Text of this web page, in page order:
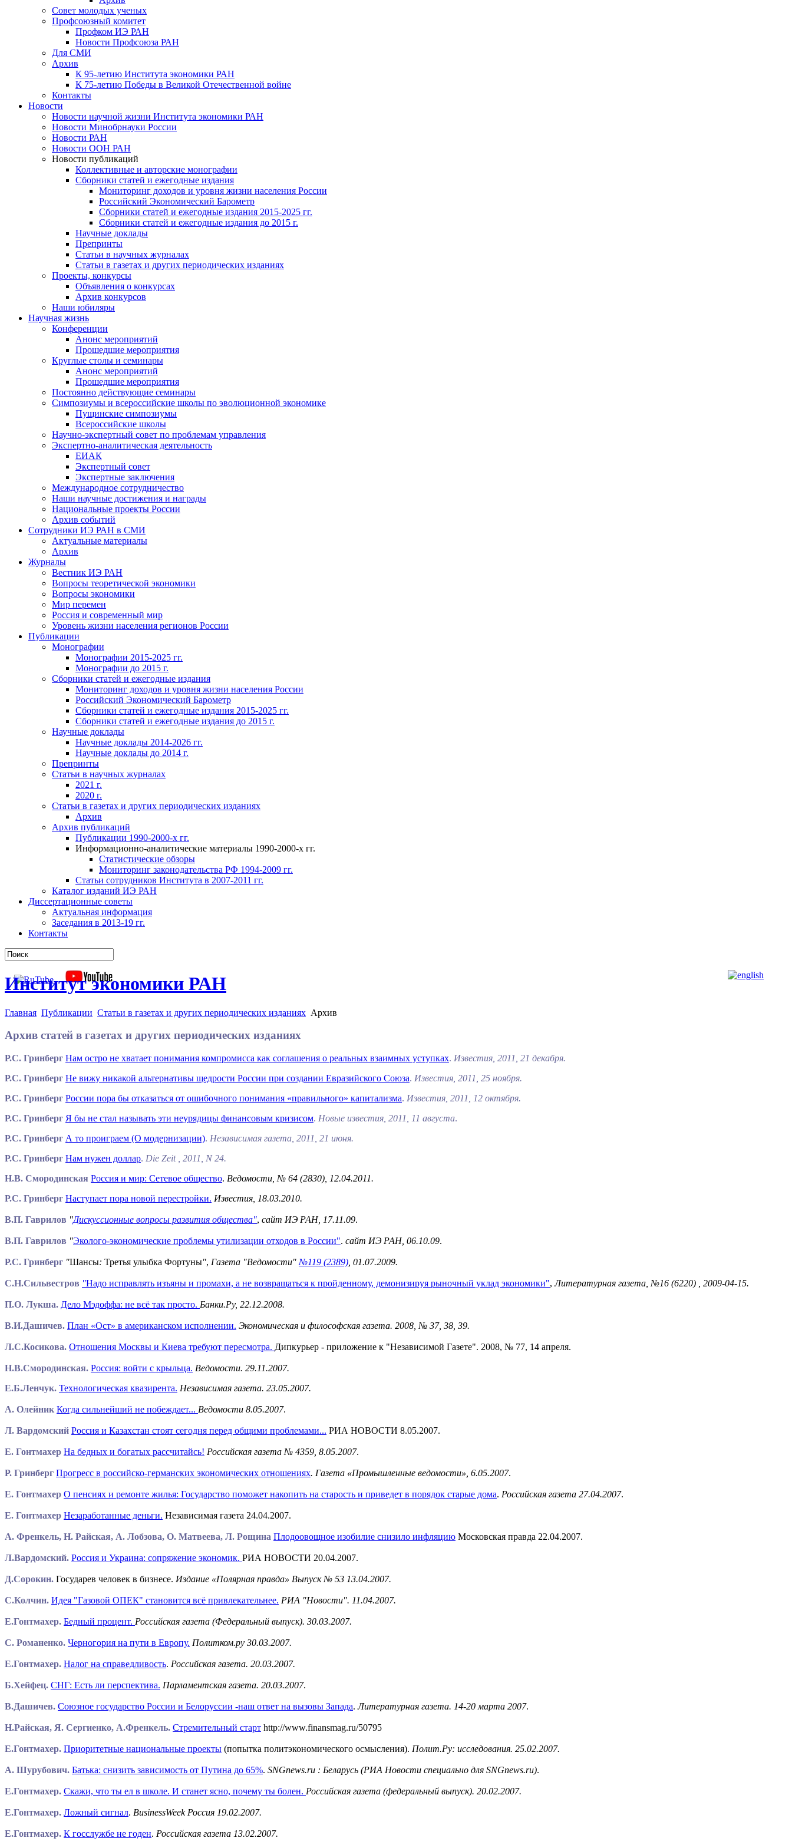
Совет молодых ученых
Профсоюзный комитет
Профком ИЭ РАН
Новости Профсоюза РАН
Для СМИ
Архив
К 95-летию Института экономики РАН
К 75-летию Победы в Великой Отечественной войне
Контакты
Новости
Новости научной жизни Института экономики РАН
Новости Минобрнауки России
Новости РАН
Новости ООН РАН
Новости публикаций
Коллективные и авторские монографии
Сборники статей и ежегодные издания
Мониторинг доходов и уровня жизни населения России
Российский Экономический Барометр
Сборники статей и ежегодные издания 2015-2025 гг.
Сборники статей и ежегодные издания до 2015 г.
Научные доклады
Препринты
Статьи в научных журналах
Статьи в газетах и других периодических изданиях
Проекты, конкурсы
Объявления о конкурсах
Архив конкурсов
Наши юбиляры
Научная жизнь
Конференции
Анонс мероприятий
Прошедшие мероприятия
Круглые столы и семинары
Анонс мероприятий
Прошедшие мероприятия
Постоянно действующие семинары
Симпозиумы и всероссийские школы по эволюционной экономике
Пущинские симпозиумы
Всероссийские школы
Научно-экспертный совет по проблемам управления
Экспертно-аналитическая деятельность
ЕИАК
Экспертный совет
Экспертные заключения
Международное сотрудничество
Наши научные достижения и награды
Национальные проекты России
Архив событий
Сотрудники ИЭ РАН в СМИ
Актуальные материалы
Архив
Журналы
Вестник ИЭ РАН
Вопросы теоретической экономики
Вопросы экономики
Мир перемен
Россия и современный мир
Уровень жизни населения регионов России
Публикации
Монографии
Монографии 2015-2025 гг.
Монографии до 2015 г.
Сборники статей и ежегодные издания
Мониторинг доходов и уровня жизни населения России
Российский Экономический Барометр
Сборники статей и ежегодные издания 2015-2025 гг.
Сборники статей и ежегодные издания до 2015 г.
Научные доклады
Научные доклады 2014-2026 гг.
Научные доклады до 2014 г.
Препринты
Статьи в научных журналах
2021 г.
2020 г.
Статьи в газетах и других периодических изданиях
Архив
Архив публикаций
Публикации 1990-2000-х гг.
Информационно-аналитические материалы 1990-2000-х гг.
Статистические обзоры
Мониторинг законодательства РФ 1994-2009 гг.
Статьи сотрудников Института в 2007-2011 гг.
Каталог изданий ИЭ РАН
Диссертационные советы
Актуальная информация
Заседания в 2013-19 гг.
Контакты
Институт экономики РАН
Главная Публикации Статьи в газетах и других периодических изданиях Архив
Архив статей в газетах и других периодических изданиях
Р.С. Гринберг Нам остро не хватает понимания компромисса как соглашения о реальных взаимных уступках. Известия, 2011, 21 декабря.
Р.С. Гринберг Не вижу никакой альтернативы щедрости России при создании Евразийского Союза. Известия, 2011, 25 ноября.
Р.С. Гринберг России пора бы отказаться от ошибочного понимания «правильного» капитализма. Известия, 2011, 12 октября.
Р.С. Гринберг Я бы не стал называть эти неурядицы финансовым кризисом. Новые известия, 2011, 11 августа.
Р.С. Гринберг А то проиграем (О модернизации). Независимая газета, 2011, 21 июня.
Р.С. Гринберг Нам нужен доллар. Die Zeit , 2011, N 24.
Н.В. Смородинская Россия и мир: Сетевое общество. Ведомости, № 64 (2830), 12.04.2011.
Р.С. Гринберг Наступает пора новой перестройки. Известия, 18.03.2010.
В.П. Гаврилов "Дискуссионные вопросы развития общества", сайт ИЭ РАН, 17.11.09.
В.П. Гаврилов "Эколого-экономические проблемы утилизации отходов в России". сайт ИЭ РАН, 06.10.09.
Р.С. Гринберг "Шансы: Третья улыбка Фортуны", Газета "Ведомости" №119 (2389) , 01.07.2009.
С.Н.Cильвестров "Надо исправлять изъяны и промахи, а не возвращаться к пройденному, демонизируя рыночный уклад экономики",Литературная газета, №16 (6220) , 2009-04-15.
П.О. Лукша. Дело Мэдоффа: не всё так просто. Банки.Ру, 22.12.2008.
В.И.Дашичев. План «Ост» в американском исполнении. Экономическая и философская газета. 2008, № 37, 38, 39.
Л.С.Косикова. Отношения Москвы и Киева требуют пересмотра. Дипкурьер - приложение к "Независимой Газете". 2008, № 77, 14 апреля.
Н.В.Смородинская. Россия: войти с крыльца. Ведомости. 29.11.2007.
Е.Б.Ленчук. Технологическая квазирента. Независимая газета. 23.05.2007.
А. Олейник Когда сильнейший не побеждает... Ведомости 8.05.2007.
Л. Вардомский Россия и Казахстан стоят сегодня перед общими проблемами... РИА НОВОСТИ 8.05.2007.
Е. Гонтмахер На бедных и богатых рассчитайсь! Российская газета № 4359, 8.05.2007.
Р. Гринберг Прогресс в российско-германских экономических отношениях. Газета «Промышленные ведомости», 6.05.2007.
Е. Гонтмахер О пенсиях и ремонте жилья: Государство поможет накопить на старость и приведет в порядок старые дома. Российская газета 27.04.2007.
Е. Гонтмахер Незаработанные деньги. Независимая газета 24.04.2007.
А. Френкель, Н. Райская, А. Лобзова, О. Матвеева, Л. Рощина Плодоовощное изобилие снизило инфляцию Московская правда 22.04.2007.
Л.Вардомский. Россия и Украина: сопряжение экономик. РИА НОВОСТИ 20.04.2007.
Д.Сорокин. Государев человек в бизнесе. Издание «Полярная правда» Выпуск № 53 13.04.2007.
С.Колчин. Идея "Газовой ОПЕК" становится всё привлекательнее. РИА "Новости". 11.04.2007.
Е.Гонтмахер. Бедный процент. Российская газета (Федеральный выпуск). 30.03.2007.
С. Романенко. Черногория на пути в Европу. Политком.ру 30.03.2007.
Е.Гонтмахер. Налог на справедливость. Российская газета. 20.03.2007.
Б.Хейфец. СНГ: Есть ли перспектива. Парламентская газета. 20.03.2007.
В.Дашичев. Союзное государство России и Белоруссии -наш ответ на вызовы Запада.Литературная газета. 14-20 марта 2007.
Н.Райская, Я. Сергиенко, А.Френкель. Стремительный старт http://www.finansmag.ru/50795
Е.Гонтмахер. Приоритетные национальные проекты (попытка политэкономического осмысления). Полит.Ру: исследования. 25.02.2007.
А. Шурубович. Батька: снизить зависимость от Путина до 65%. SNGnews.ru : Беларусь (РИА Новости специально для SNGnews.ru).
Е.Гонтмахер. Скажи, что ты ел в школе. И станет ясно, почему ты болен. Российская газета (федеральный выпуск). 20.02.2007.
Е.Гонтмахер. Ложный сигнал. BusinessWeek Россия 19.02.2007.
Е.Гонтмахер. К госслужбе не годен. Российская газета 13.02.2007.